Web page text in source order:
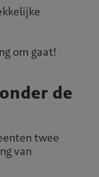
om gaat!
de
twee
van